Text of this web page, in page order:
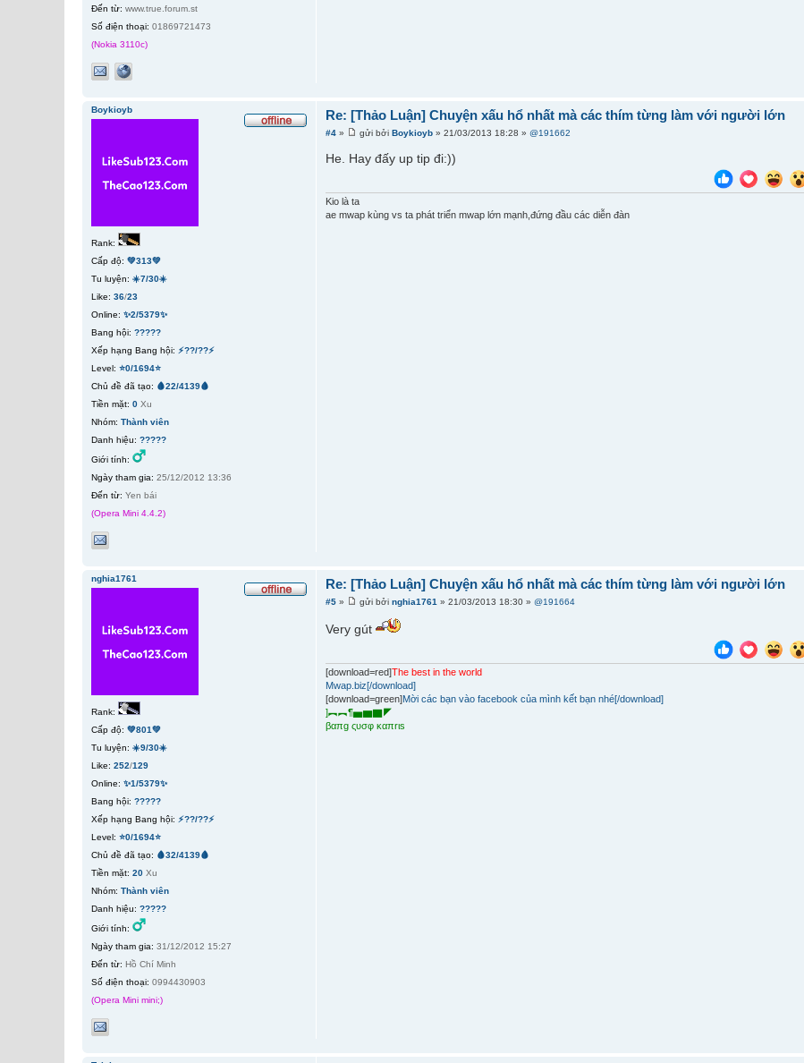
Đến từ: www.true.forum.st
Số điện thoại: 01869721473
(Nokia 3110c)
Re: [Thảo Luận] Chuyện xấu hổ nhất mà các thím từng làm với người lớn
#4 » gửi bởiBoykioyb » 21/03/2013 18:28 »@191662
He. Hay đấy up tip đi:))
Kio là ta
ae mwap kùng vs ta phát triển mwap lớn mạnh,đứng đầu các diễn đàn
Boykioyb
Rank:
Cấp độ: 💚313💚
Tu luyện: ☀️7/30☀️
Like: 36/23
Online: ✨2/5379✨
Bang hội: ?????
Xếp hạng Bang hội: ⚡??/??⚡
Level: ⭐0/1694⭐
Chủ đề đã tạo: 🩸22/4139🩸
Tiền mặt: 0 Xu
Nhóm: Thành viên
Danh hiệu: ?????
Giới tính:
Ngày tham gia: 25/12/2012 13:36
Đến từ: Yen bái
(Opera Mini 4.4.2)
Re: [Thảo Luận] Chuyện xấu hổ nhất mà các thím từng làm với người lớn
#5 » gửi bởinghia1761 » 21/03/2013 18:30 »@191664
Very gút
[download=red]The best in the world
Mwap.biz[/download]
[download=green]Mời các bạn vào facebook của mình kết bạn nhé[/download]
]︻︻¶▅▆▇◤
βαπg ςυσφ καπrιs
nghia1761
Rank:
Cấp độ: 💚801💚
Tu luyện: ☀️9/30☀️
Like: 252/129
Online: ✨1/5379✨
Bang hội: ?????
Xếp hạng Bang hội: ⚡??/??⚡
Level: ⭐0/1694⭐
Chủ đề đã tạo: 🩸32/4139🩸
Tiền mặt: 20 Xu
Nhóm: Thành viên
Danh hiệu: ?????
Giới tính:
Ngày tham gia: 31/12/2012 15:27
Đến từ: Hồ Chí Minh
Số điện thoại: 0994430903
(Opera Mini mini;)